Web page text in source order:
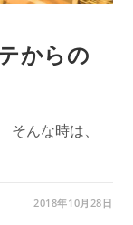
からの
んな時は、
2018年10月28日